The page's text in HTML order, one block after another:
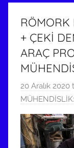
RÖMORK
+ ÇEKİ
ARAÇ
20 Aralık 2020